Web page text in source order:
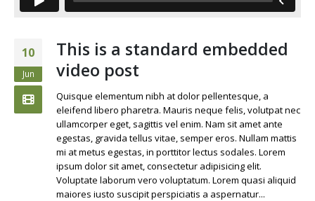
10
Jun
This is a standard embedded
video post
Quisque elementum nibh at dolor pellentesque, a
eleifend libero pharetra. Mauris neque felis, volutpat nec
ullamcorper eget, sagittis vel enim. Nam sit amet ante
egestas, gravida tellus vitae, semper eros. Nullam mattis
mi at metus egestas, in porttitor lectus sodales. Lorem
ipsum dolor sit amet, consectetur adipisicing elit.
Voluptate laborum vero voluptatum. Lorem quasi aliquid
maiores iusto suscipit perspiciatis a aspernatur...